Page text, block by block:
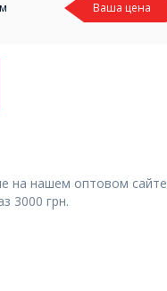
Ваша цена
на нашем оптовом сайте
3000 грн.